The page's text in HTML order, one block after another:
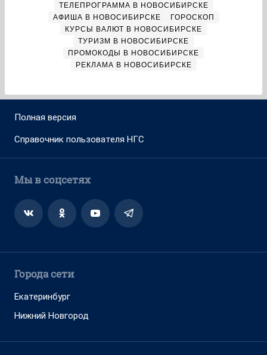
ТЕЛЕПРОГРАММА В НОВОСИБИРСКЕ
АФИША В НОВОСИБИРСКЕ
ГОРОСКОП
КУРСЫ ВАЛЮТ В НОВОСИБИРСКЕ
ТУРИЗМ В НОВОСИБИРСКЕ
ПРОМОКОДЫ В НОВОСИБИРСКЕ
РЕКЛАМА В НОВОСИБИРСКЕ
Полная версия
Справочник пользователя НГС
Мы в соцсетях
Города сети
Екатеринбург
Нижний Новгород